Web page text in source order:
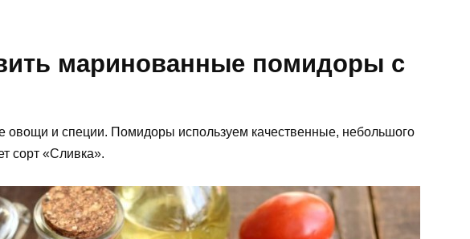
маринованные помидоры с
овощи и специи. Помидоры используем качественные, небольшого
сорт «Сливка».